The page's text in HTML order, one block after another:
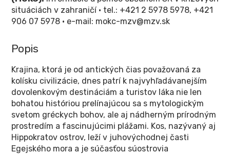
situáciách v zahraničí • tel.: +421 2 5978 5978, +421
906 07 5978 • e-mail: mokc-mzv@mzv.sk
Popis
Krajina, ktorá je od antických čias považovaná za
kolísku civilizácie, dnes patrí k najvyhľadávanejším
dovolenkovým destináciám a turistov láka nie len
bohatou históriou prelínajúcou sa s mytologickým
svetom gréckych bohov, ale aj nádherným prírodným
prostredím a fascinujúcimi plážami. Kos, nazývaný aj
Hippokratov ostrov, leží v juhovýchodnej časti
Egejského mora a je súčasťou súostrovia